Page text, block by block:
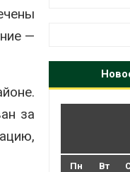
—
за
Пн Вт